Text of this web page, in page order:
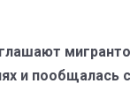
и пообщалась